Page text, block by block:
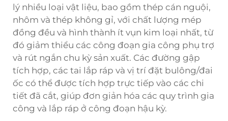
lý nhiều loại vật liệu, bao gồm thép cán nguội,
nhôm và thép không gỉ, với chất lượng mép
đồng đều và hình thành ít vụn kim loại nhất, từ
đó giảm thiểu các công đoạn gia công phụ trợ
và rút ngắn chu kỳ sản xuất. Các đường gập
tích hợp, các tai lắp ráp và vị trí đặt bulông/đai
ốc có thể được tích hợp trực tiếp vào các chi
tiết đã cắt, giúp đơn giản hóa các quy trình gia
công và lắp ráp ở công đoạn hậu kỳ.